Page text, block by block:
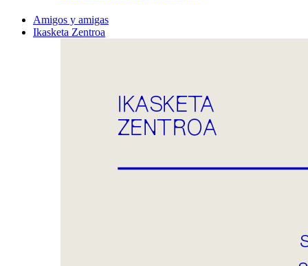
Amigos y amigas
Ikasketa Zentroa